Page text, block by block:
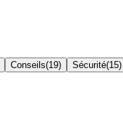
Conseils(19) Sécurité(15)